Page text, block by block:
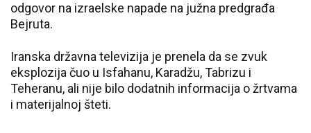
odgovor na izraelske napade na južna predgrađa
Bejruta.
Iranska državna televizija je prenela da se zvuk
eksplozija čuo u Isfahanu, Karadžu, Tabrizu i
Teheranu, ali nije bilo dodatnih informacija o žrtvama
i materijalnoj šteti.